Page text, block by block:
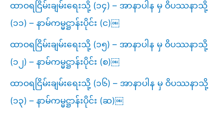
ထာဝရငြိမ်းချမ်းရေးသို့ (၁၄) – အာနာပါန မှ ဝိပဿနာသို့
(၁၁) – နာမ်ကမ္မဋ္ဌာန်းပိုင်း (င)￼
ထာဝရငြိမ်းချမ်းရေးသို့ (၁၅) – အာနာပါန မှ ဝိပဿနာသို့
(၁၂) – နာမ်ကမ္မဋ္ဌာန်းပိုင်း (စ)￼
ထာဝရငြိမ်းချမ်းရေးသို့ (၁၆) – အာနာပါန မှ ဝိပဿနာသို့
(၁၃) – နာမ်ကမ္မဋ္ဌာန်းပိုင်း (ဆ)￼